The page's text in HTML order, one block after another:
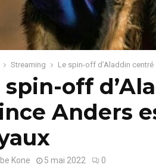
Streaming Le spin-off d’Aladdin
spin-off
Anders
Kone 5 mai 2022 0